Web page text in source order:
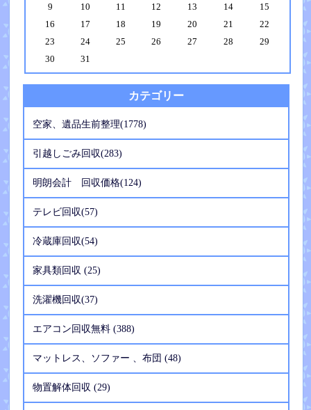
9
10 11 12 13 14
15
16
17 18 19 20 21
22
23
24 25 26 27 28
29
30
31
カテゴリー
空家、遺品生前整理(1778)
引越しごみ回収(283)
明朗会計 回収価格(124)
テレビ回収(57)
冷蔵庫回収(54)
家具類回収 (25)
洗濯機回収(37)
エアコン回収無料 (388)
マットレス、ソファー 、布団 (48)
物置解体回収 (29)